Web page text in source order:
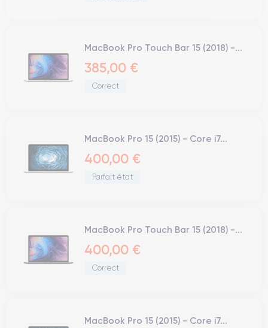
MacBook Pro Touch Bar 15 (2018) -...
385,00 €
Correct
MacBook Pro 15 (2015) - Core i7...
400,00 €
Parfait état
MacBook Pro Touch Bar 15 (2018) -...
400,00 €
Correct
MacBook Pro 15 (2015) - Core i7...